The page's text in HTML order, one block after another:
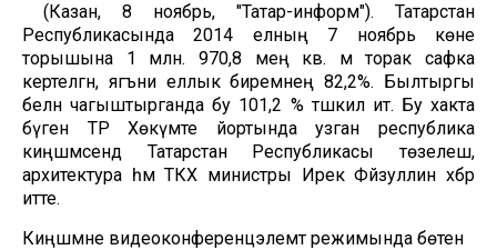
(Казан, 8 ноябрь, "Татар-информ"). Татарстан
Республикасында 2014 елның 7 ноябрь көне
торышына 1 млн. 970,8 мең кв. м торак сафка
кертелгән, ягъни еллык биремнең 82,2%. Былтыргы
белән чагыштырганда бу 101,2 % тәшкил итә. Бу хакта
бүген ТР Хөкүмәте йортында узган республика
киңәшмәсендә Татарстан Республикасы төзелеш,
архитектура һәм ТКХ министры Ирек Фәйзуллин хәбәр
итте.
Киңәшмәне видеоконференцэлемтә режимында бөтен